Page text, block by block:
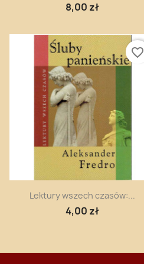
8,00 zł
Szybki podgląd
Lektury wszech czasów:...
4,00 zł
favorite_border